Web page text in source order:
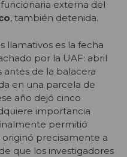
externa del
, también detenida.
llamativos es la fecha
por la UAF: abril
antes de la balacera
en una parcela de
año dejó cinco
importancia
permitió
originó precisamente a
que los investigadores